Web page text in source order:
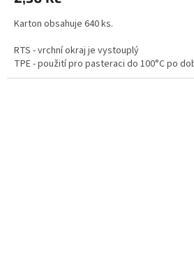
Karton obsahuje 640 ks.
RTS - vrchní okraj je vystouplý
TPE - použití pro pasteraci do 100°C po
Není vhodné pro tuky a oleje.